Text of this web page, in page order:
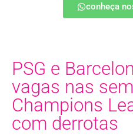
conheça
PSG e
vagas nas
Champions
com derrotas